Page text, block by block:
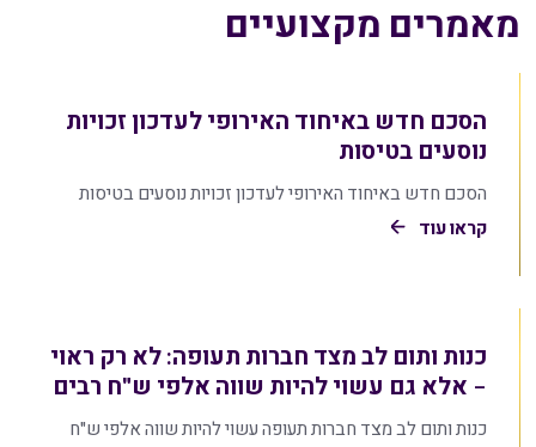
מאמרים מקצועיים
הסכם חדש באיחוד האירופי לעדכון זכויות
נוסעים בטיסות
הסכם חדש באיחוד האירופי לעדכון זכויות נוסעים בטיסות
קראו עוד
כנות ותום לב מצד חברות תעופה: לא רק ראוי
– אלא גם עשוי להיות שווה אלפי ש"ח רבים
כנות ותום לב מצד חברות תעופה עשוי להיות שווה אלפי ש"ח